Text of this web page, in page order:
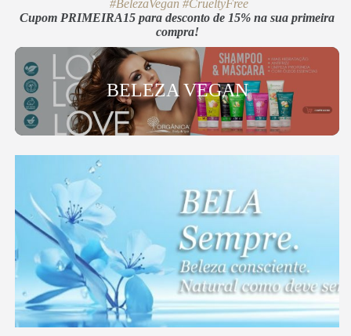
#BelezaVegan #CrueltyFree
Cupom PRIMEIRA15 para desconto de 15% na sua primeira
compra!
BELEZA VEGAN